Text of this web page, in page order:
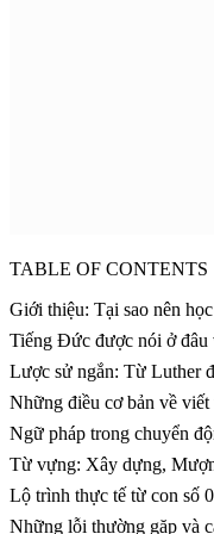
TABLE OF CONTENTS
Giới thiệu: Tại sao nên
Tiếng Đức được nói ở đâu
Lược sử ngắn: Từ Luther
Những điều cơ bản về viết
Ngữ pháp trong chuyển
Từ vựng: Xây dựng,
Lộ trình thực tế từ con số
Những lỗi thường gặp và